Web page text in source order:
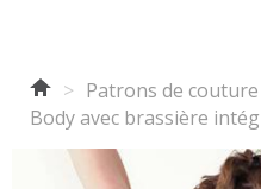
> Patrons de couture
Body avec brassière